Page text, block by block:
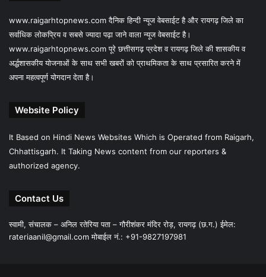
www.raigarhtopnews.com दैनिक हिन्दी न्यूज वेबसाईट है और रायगढ़ जिले का
सर्वाधिक लोकप्रिय व सबसे ज्यादा पढ़ा जाने वाला न्यूज वेबसाईट है।
www.raigarhtopnews.com पूरे छत्तीसगढ़ प्रदेश व रायगढ़ जिले की शासकीय व
अर्द्धशासकीय योजनाओं के साथ सभी खबरों को प्राथमिकता के साथ प्रसारित करने में
अपना महत्वपूर्ण योगदान देता है।
Website Policy
It Based on Hindi News Websites Which is Operated from Raigarh,
Chhattisgarh. It Taking News content from our reporters &
authorized agency.
Contact Us
स्वामी, संचालक – अनिल रतेरिया पता – गौरीशंकर मंदिर रोड़, रायगढ़ (छ.ग.) ईमेल:
rateriaanil@gmail.comमोबाईल नं.: +91-9827197981